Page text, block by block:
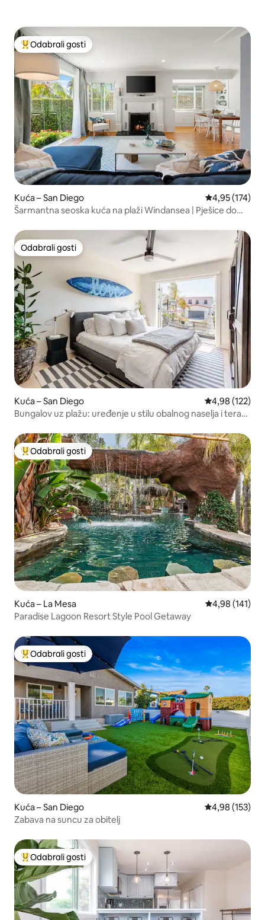
Među najviše rangiranima s oznakom „Odabrali gosti”
Odabrali gosti
Kuća – San Diego Prosječna
4,95 (174)
Šarmantna seoska kuća na plaži Windansea | Pješice do
Odabrali gosti
Odabrali gosti
Kuća – San Diego Prosječna
4,98 (122)
Bungalov uz plažu: uređenje u stilu obalnog naselja i terasa
Među najviše rangiranima s oznakom „Odabrali gosti”
Odabrali gosti
Kuća – La Mesa Prosječna
4,98 (141)
Paradise Lagoon Resort Style Pool Getaway
Među najviše rangiranima s oznakom „Odabrali gosti”
Odabrali gosti
Kuća – San Diego Prosječna
4,98 (153)
Zabava na suncu za obitelj
Među najviše rangiranima s oznakom „Odabrali gosti”
Odabrali gosti